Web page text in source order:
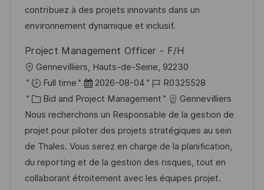
n
g
e
r
e
r
ö
f
f
e
n
t
l
o
r
e
contribuez à des projets innovants dans un
environnement dynamique et inclusif.
Project Management Officer - F/H
O
r
t
Gennevilliers, Hauts-de-Seine, 92230
Full time
D
a
t
u
m
d
e
2026-08-04
J
o
b
-
I
D
R0325528
K
a
t
e
g
o
Bid and Project Management
Gennevilliers
Nous recherchons un Responsable de la gestion de
projet pour piloter des projets stratégiques au sein
de Thales. Vous serez en charge de la planification,
du reporting et de la gestion des risques, tout en
collaborant étroitement avec les équipes projet.